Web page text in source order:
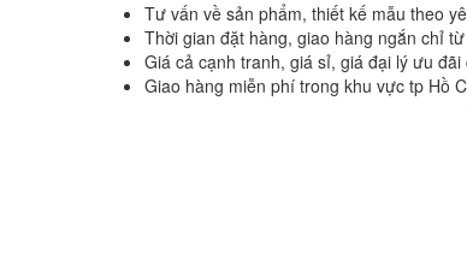
Tư vấn về sản phẩm, thiết kế mẫu theo
Thời gian đặt hàng, giao hàng ngắn chỉ
Giá cả cạnh tranh, giá sỉ, giá đại lý ưu đãi
Giao hàng miễn phí trong khu vực tp Hồ